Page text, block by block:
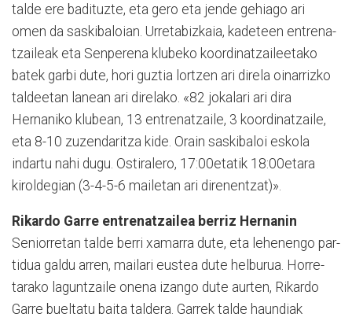
talde ere badituzte, eta gero eta jende gehiago ari
omen da saskibaloian. Urre­tabizkaia, kadeteen entrena­
tzaileak eta Senperena klubeko koordinatzaileetako
batek garbi dute, hori guztia lortzen ari direla oinarrizko
taldeetan lanean ari direlako. «82 jokalari ari dira
Hernaniko klubean, 13 entrenatzaile, 3 koordinatzaile,
eta 8-10 zuzendari­tza kide. Orain saskibaloi eskola
indartu nahi dugu. Ostiralero, 17:00etatik 18:00­eta­ra
kiroldegian (3-4-5-6 mailetan ari direnentzat)».
Rikardo Garre entrenatzailea berriz Hernanin
Seniorretan talde berri xa­ma­rra dute, eta lehenengo par­
tidua galdu arren, mailari eustea dute helburua. Ho­rre­
tarako la­guntzaile onena izango du­te aurten, Rikardo
Garre bueltatu baita taldera. Garrek tal­de haundiak